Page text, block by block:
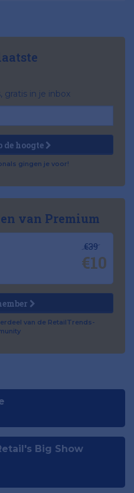
gratis in je inbox
de hoogte
gingen je voor!
van Premium
€39
€10
van de RetailTrends-
Big Show